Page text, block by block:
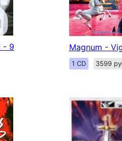
- 9 Magnum -
1 CD 3599